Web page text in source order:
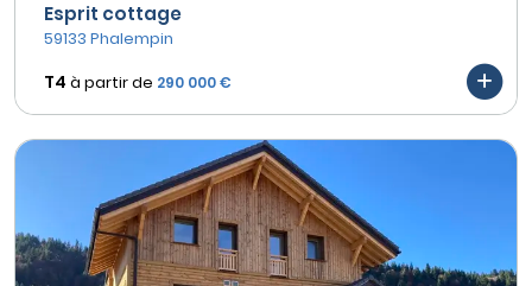
Esprit cottage
59133 Phalempin
T4 à partir de 290 000 €